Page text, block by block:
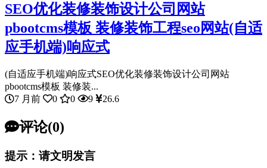
SEO优化装修装饰设计公司网站
pbootcms模板 装修装饰工程seo网站(自适
应手机端)响应式
(自适应手机端)响应式SEO优化装修装饰设计公司网站
pbootcms模板 装修装...
7 月前
0 0 9 26.6
评论(0)
提示：请文明发言